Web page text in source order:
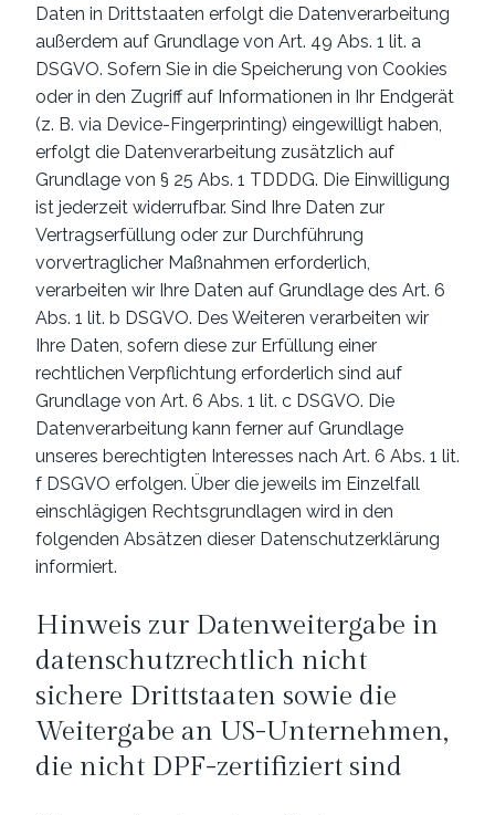
Daten in Drittstaaten erfolgt die Datenverarbeitung
außerdem auf Grundlage von Art. 49 Abs. 1 lit. a
DSGVO. Sofern Sie in die Speicherung von Cookies
oder in den Zugriff auf Informationen in Ihr Endgerät
(z. B. via Device-Fingerprinting) eingewilligt haben,
erfolgt die Datenverarbeitung zusätzlich auf
Grundlage von § 25 Abs. 1 TDDDG. Die Einwilligung
ist jederzeit widerrufbar. Sind Ihre Daten zur
Vertragserfüllung oder zur Durchführung
vorvertraglicher Maßnahmen erforderlich,
verarbeiten wir Ihre Daten auf Grundlage des Art. 6
Abs. 1 lit. b DSGVO. Des Weiteren verarbeiten wir
Ihre Daten, sofern diese zur Erfüllung einer
rechtlichen Verpflichtung erforderlich sind auf
Grundlage von Art. 6 Abs. 1 lit. c DSGVO. Die
Datenverarbeitung kann ferner auf Grundlage
unseres berechtigten Interesses nach Art. 6 Abs. 1 lit.
f DSGVO erfolgen. Über die jeweils im Einzelfall
einschlägigen Rechtsgrundlagen wird in den
folgenden Absätzen dieser Datenschutzerklärung
informiert.
Hinweis zur Datenweitergabe in
datenschutzrechtlich nicht
sichere Drittstaaten sowie die
Weitergabe an US-Unternehmen,
die nicht DPF-zertifiziert sind